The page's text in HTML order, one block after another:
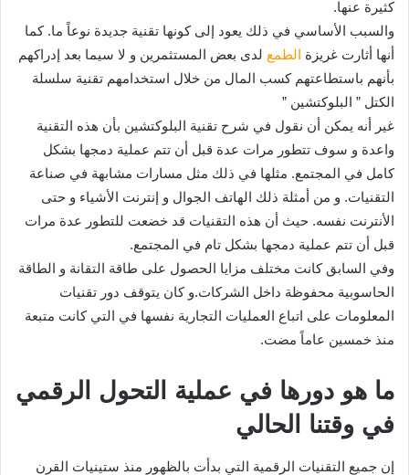
كثيرة عنها.
والسبب الأساسي في ذلك يعود إلى كونها تقنية جديدة نوعاً ما. كما
أنها أثارت غريزة الطمع لدى بعض المستثمرين و لا سيما بعد إدراكهم
بأنهم باستطاعتهم كسب المال من خلال استخدامهم تقنية سلسلة
الكتل ” البلوكتشين ”
غير أنه يمكن أن نقول في شرح تقنية البلوكتشين بأن هذه التقنية
واعدة و سوف تتطور مرات عدة قبل أن تتم عملية دمجها بشكل
كامل في المجتمع. مثلها في ذلك مثل مسارات مشابهة في صناعة
التقنيات. و من أمثلة ذلك الهاتف الجوال و إنترنت الأشياء و حتى
الأنترنت نفسه. حيث أن هذه التقنيات قد خضعت للتطور عدة مرات
قبل أن تتم عملية دمجها بشكل تام في المجتمع.
وفي السابق كانت مختلف مزايا الحصول على طاقة التقانة و الطاقة
الحاسوبية محفوظة داخل الشركات.و كان يتوقف دور تقنيات
المعلومات على اتباع العمليات التجارية نفسها في التي كانت متبعة
منذ خمسين عاماً مضت.
ما هو دورها في عملية التحول الرقمي
في وقتنا الحالي
إن جميع التقنيات الرقمية التي بدأت بالظهور منذ ستينيات القرن